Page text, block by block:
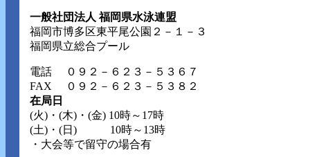
一般社団法人 福岡県水泳連盟
福岡市博多区東平尾公園２－１－３
福岡県立総合プール
電話
０９２－６２３－５３６７
FAX ０９２－６２３－５３８２
在局日
(火)・(木)・(金) 10時～17時
(土)・(日) 10時～13時
・大会等で留守の場合有